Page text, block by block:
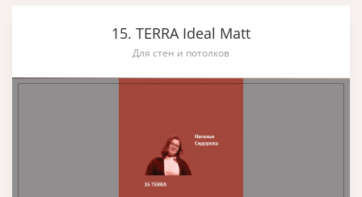
15. TERRA Ideal Matt
Для стен и потолков